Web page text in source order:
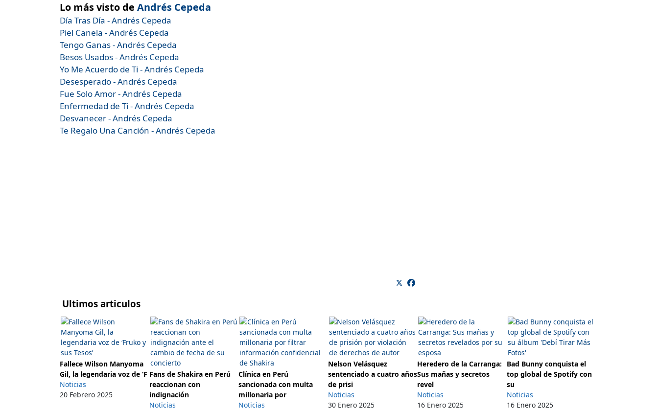
Lo más visto de Andrés Cepeda
Día Tras Día - Andrés Cepeda
Piel Canela - Andrés Cepeda
Tengo Ganas - Andrés Cepeda
Besos Usados - Andrés Cepeda
Yo Me Acuerdo de Ti - Andrés Cepeda
Desesperado - Andrés Cepeda
Fue Solo Amor - Andrés Cepeda
Enfermedad de Ti - Andrés Cepeda
Desvanecer - Andrés Cepeda
Te Regalo Una Canción - Andrés Cepeda
Ultimos articulos
Fallece Wilson Manyoma
Gil, la legendaria voz de ‘F
Noticias
20 Febrero 2025
Fans de Shakira en Perú
reaccionan con
indignación
Noticias
Clínica en Perú
sancionada con multa
millonaria por
Noticias
Nelson Velásquez
sentenciado a cuatro años
de prisi
Noticias
30 Enero 2025
Heredero de la Carranga:
Sus mañas y secretos
revel
Noticias
16 Enero 2025
Bad Bunny conquista el
top global de Spotify con
su
Noticias
16 Enero 2025